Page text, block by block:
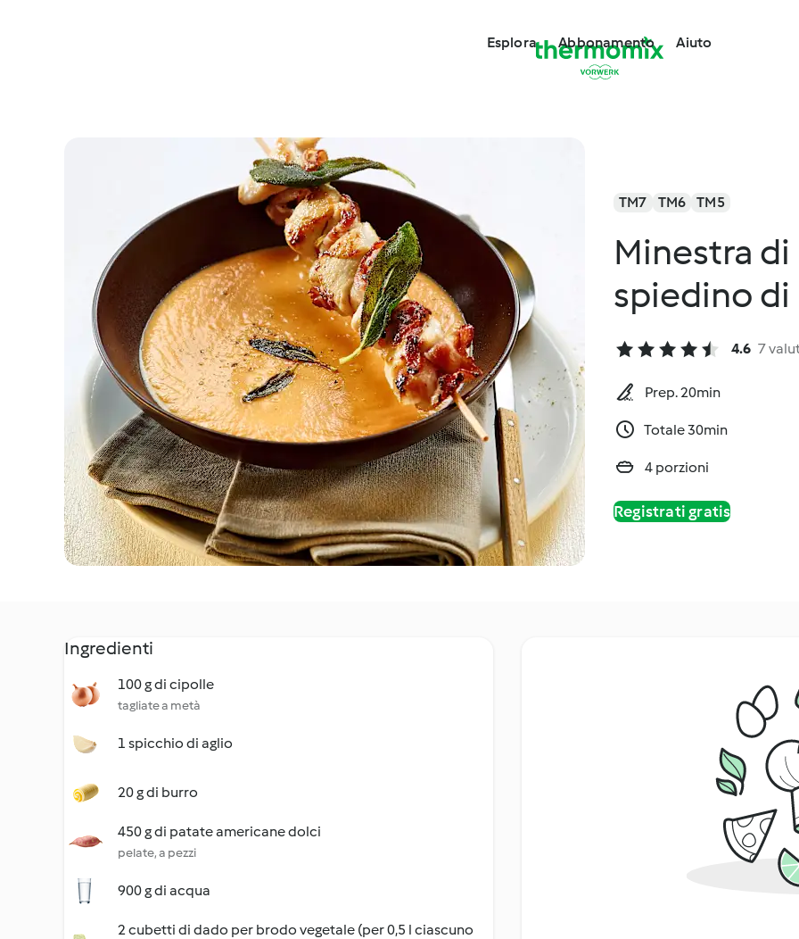
Esplora Abbonamento Aiuto
TM7 TM6 TM5
Minestra
spiedino
4.6 7
Prep. 20min
Totale 30min
4 porzioni
Registrati gratis
Ingredienti
100 g di cipolle
tagliate a metà
1 spicchio di aglio
20 g di burro
450 g di patate americane dolci
pelate, a pezzi
900 g di acqua
2 cubetti di dado per brodo vegetale (per 0,5 l ciascuno